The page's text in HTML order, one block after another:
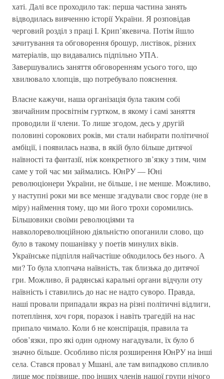
хаті. Далі все проходило так: перша частина занять
відводилась вивченню історії України. Я розповідав
черговий розділ з праці І. Крип’якевича. Потім йшло
зачитування та обговорення брошур, листівок, різних
матеріалів, що видавались підпільно УПА.
Завершувались заняття обговоренням усього того, що
хвилювало хлопців, що потребувало пояснення.
Власне кажучи, наша організація була таким собі
звичайним просвітнім гуртком, в якому і самі заняття
проводили ії члени. То лише згодом, десь у другій
половині сорокових років, ми стали набирати політичної
амбіції, і появилась назва, в якій було більше дитячої
наївності та фантазії, ніж конкретного зв’язку з тим, чим
саме у той час ми займались. ЮнРУ — Юні
революціонери України, не більше, і не менше. Можливо,
у наступні роки ми все менше згадували своє горде (не в
міру) наймення тому, що ми його трохи соромились.
Більшовики своїми революціями та
навколореволюційною діяльністю опоганили слово, що
було в такому пошанівку у поетів минулих віків.
Українське підпілля найчастіше обходилось без нього. А
ми? То була хлопчача наївність, так близька до дитячої
гри. Можливо, й радянські каральні органи відчули оту
наївність і ставились до нас не надто суворо. Правда,
наші провали припадали якраз на різні політичні відлиги,
потепління, хоч горя, поразок і навіть трагедій на нас
припало чимало. Коли б не конспірація, правила та
обов’язки, про які один одному нагадували, їх було б
значно більше. Особливо після розширення ЮнРУ на інші
села. Стався провал у Мшані, але там випадково спливло
лише моє прізвище, про інших членів нашої групи нічого